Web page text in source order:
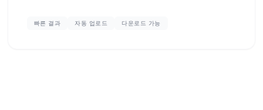
빠른 결과 자동 업로드 다운로드 가능